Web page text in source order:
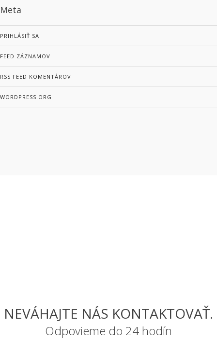
Meta
PRIHLÁSIŤ SA
FEED ZÁZNAMOV
RSS FEED KOMENTÁROV
WORDPRESS.ORG
NEVÁHAJTE NÁS KONTAKTOVAŤ.
Odpovieme do 24 hodín